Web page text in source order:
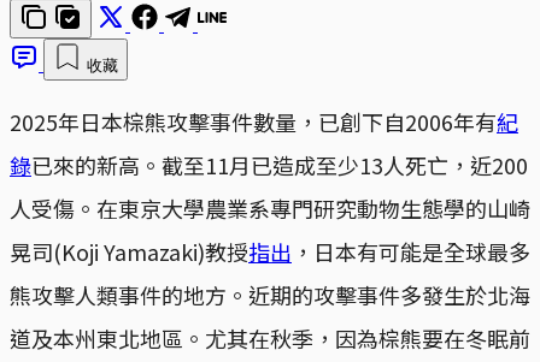
收藏
2025年日本棕熊攻擊事件數量，已創下自2006年有紀
錄已來的新高。截至11月已造成至少13人死亡，近200
人受傷。在東京大學農業系專門研究動物生態學的山崎
晃司(Koji Yamazaki)教授指出 ，日本有可能是全球最多
熊攻擊人類事件的地方。近期的攻擊事件多發生於北海
道及本州東北地區。尤其在秋季，因為棕熊要在冬眠前